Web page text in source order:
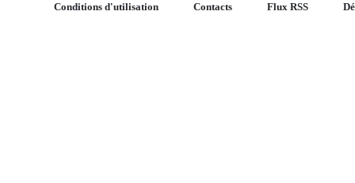
Conditions d'utilisation Contacts Flux RSS